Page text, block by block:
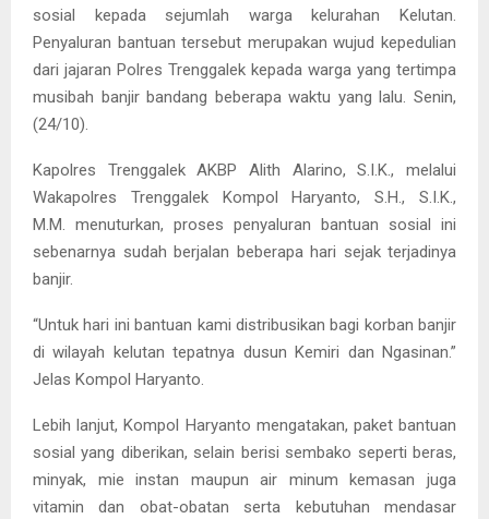
sosial kepada sejumlah warga kelurahan Kelutan.
Penyaluran bantuan tersebut merupakan wujud kepedulian
dari jajaran Polres Trenggalek kepada warga yang tertimpa
musibah banjir bandang beberapa waktu yang lalu. Senin,
(24/10).
Kapolres Trenggalek AKBP Alith Alarino, S.I.K., melalui
Wakapolres Trenggalek Kompol Haryanto, S.H., S.I.K.,
M.M. menuturkan, proses penyaluran bantuan sosial ini
sebenarnya sudah berjalan beberapa hari sejak terjadinya
banjir.
“Untuk hari ini bantuan kami distribusikan bagi korban banjir
di wilayah kelutan tepatnya dusun Kemiri dan Ngasinan.”
Jelas Kompol Haryanto.
Lebih lanjut, Kompol Haryanto mengatakan, paket bantuan
sosial yang diberikan, selain berisi sembako seperti beras,
minyak, mie instan maupun air minum kemasan juga
vitamin dan obat-obatan serta kebutuhan mendasar